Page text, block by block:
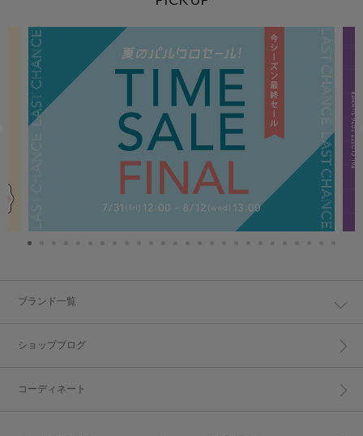
ブランド一覧
ショップブログ
コーディネート